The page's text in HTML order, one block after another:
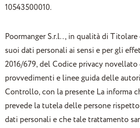
10543500010.
Poormanger S.r.l.., in qualità di
suoi dati personali ai sensi e per gli
2016/679, del Codice privacy novellato
provvedimenti e linee guida delle
Controllo, con la presente La informa
prevede la tutela delle persone
dati personali e che tale trattamento